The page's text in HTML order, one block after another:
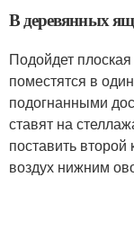
В деревянных
Подойдет
поместятся в
подогнанными
ставят на
поставить
воздух нижним